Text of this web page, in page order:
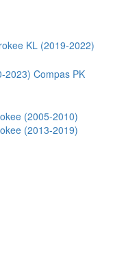
KL (2019-2022)
2023) Compas PK
(2005-2010)
(2013-2019)